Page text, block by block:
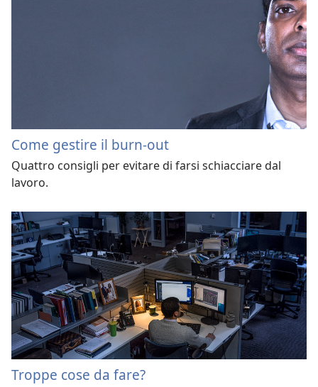
Come gestire il burn-out
Quattro consigli per evitare di farsi schiacciare dal
lavoro.
Troppe cose da fare?